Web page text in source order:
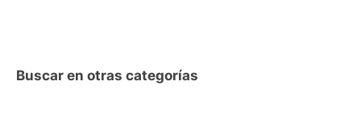
Buscar en otras categorías